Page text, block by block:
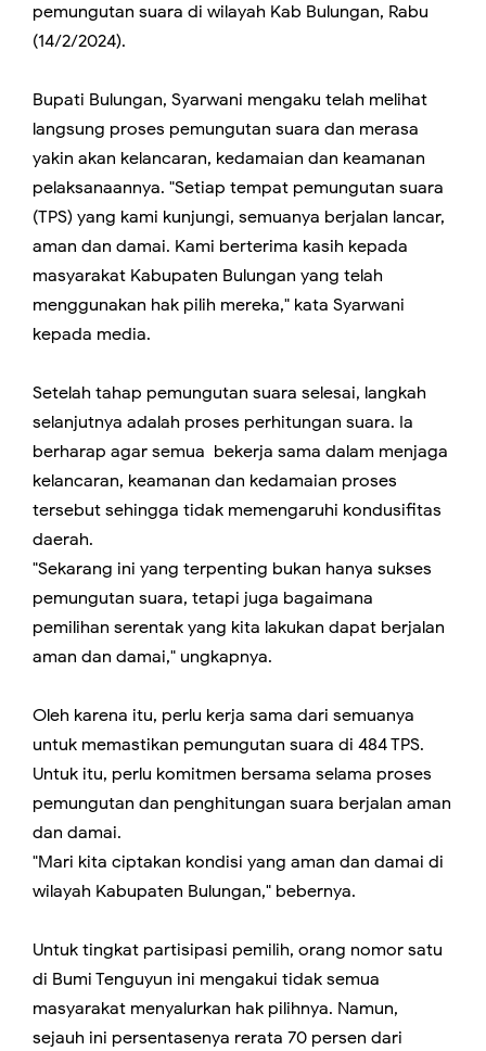
pemungutan suara di wilayah Kab Bulungan, Rabu
(14/2/2024).
Bupati Bulungan, Syarwani mengaku telah melihat
langsung proses pemungutan suara dan merasa
yakin akan kelancaran, kedamaian dan keamanan
pelaksanaannya. "Setiap tempat pemungutan suara
(TPS) yang kami kunjungi, semuanya berjalan lancar,
aman dan damai. Kami berterima kasih kepada
masyarakat Kabupaten Bulungan yang telah
menggunakan hak pilih mereka," kata Syarwani
kepada media.
Setelah tahap pemungutan suara selesai, langkah
selanjutnya adalah proses perhitungan suara. Ia
berharap agar semua bekerja sama dalam menjaga
kelancaran, keamanan dan kedamaian proses
tersebut sehingga tidak memengaruhi kondusifitas
daerah.
"Sekarang ini yang terpenting bukan hanya sukses
pemungutan suara, tetapi juga bagaimana
pemilihan serentak yang kita lakukan dapat berjalan
aman dan damai," ungkapnya.
Oleh karena itu, perlu kerja sama dari semuanya
untuk memastikan pemungutan suara di 484 TPS.
Untuk itu, perlu komitmen bersama selama proses
pemungutan dan penghitungan suara berjalan aman
dan damai.
"Mari kita ciptakan kondisi yang aman dan damai di
wilayah Kabupaten Bulungan," bebernya.
Untuk tingkat partisipasi pemilih, orang nomor satu
di Bumi Tenguyun ini mengakui tidak semua
masyarakat menyalurkan hak pilihnya. Namun,
sejauh ini persentasenya rerata 70 persen dari